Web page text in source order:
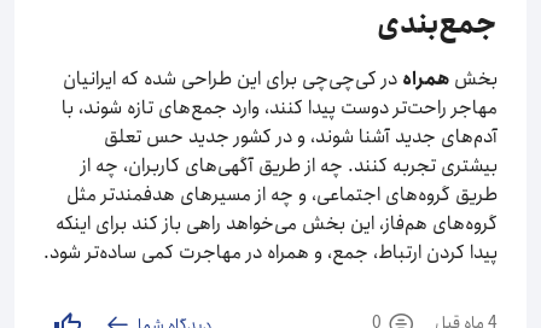
جمع‌بندی
بخش همراه در کی‌چی‌چی برای این طراحی شده که ایرانیان
مهاجر راحت‌تر دوست پیدا کنند، وارد جمع‌های تازه شوند، با
آدم‌های جدید آشنا شوند، و در کشور جدید حس تعلق
بیشتری تجربه کنند. چه از طریق آگهی‌های کاربران، چه از
طریق گروه‌های اجتماعی، و چه از مسیرهای هدفمندتر مثل
گروه‌های هم‌فاز، این بخش می‌خواهد راهی باز کند برای اینکه
پیدا کردن ارتباط، جمع، و همراه در مهاجرت کمی ساده‌تر شود.